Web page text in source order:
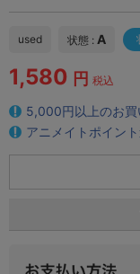
used 状態 : A
1,580 円 税込
5,000円以上のお買
アニメイトポイン